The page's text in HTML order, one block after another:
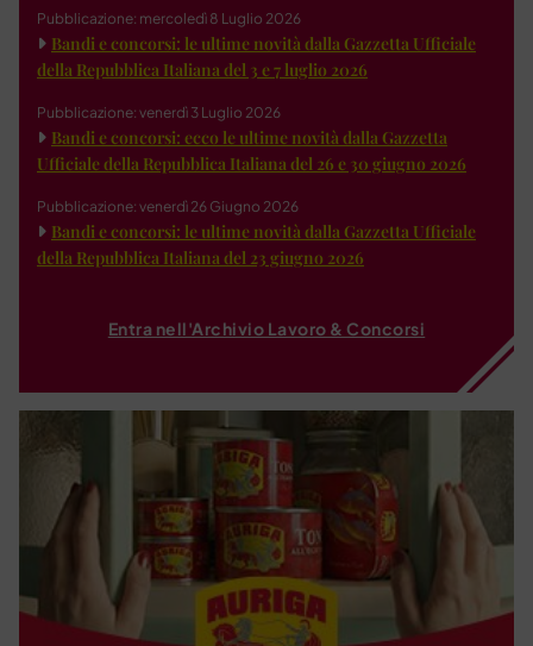
Pubblicazione: mercoledì 8 Luglio 2026
Bandi e concorsi: le ultime novità dalla Gazzetta Ufficiale
della Repubblica Italiana del 3 e 7 luglio 2026
Pubblicazione: venerdì 3 Luglio 2026
Bandi e concorsi: ecco le ultime novità dalla Gazzetta
Ufficiale della Repubblica Italiana del 26 e 30 giugno 2026
Pubblicazione: venerdì 26 Giugno 2026
Bandi e concorsi: le ultime novità dalla Gazzetta Ufficiale
della Repubblica Italiana del 23 giugno 2026
Entra nell'Archivio Lavoro & Concorsi